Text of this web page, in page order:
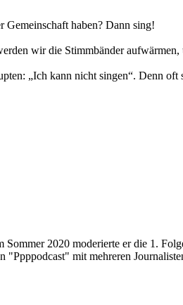
Gemeinschaft haben? Dann sing!
wir die Stimmbänder
„Ich kann nicht singen“. Denn oft
2020 moderierte er die 1.
mit mehreren